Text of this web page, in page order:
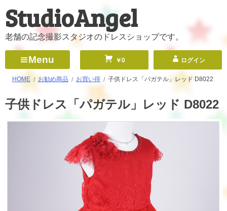
ン
テ
ン
キ
ッ
StudioAngel
老舗の記念撮影スタジオのドレスショップです。
Menu ￥0 ログイン
HOME お勧め商品 お買い得 子供ドレス「パガテル」レッド D8022
子供ドレス「パガテル」レッド D8022